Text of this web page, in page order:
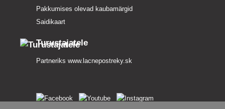
Pakkumises olevad kaubamärgid
Saidikaart
Turustajatele
Partneriks www.lacnepostreky.sk